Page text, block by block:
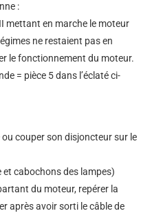
:
mettant en marche le moteur
ne restaient pas en
le fonctionnement du moteur.
= pièce 5 dans l’éclaté ci-
couper son disjoncteur sur le
cabochons des lampes)
du moteur, repérer la
après avoir sorti le câble de